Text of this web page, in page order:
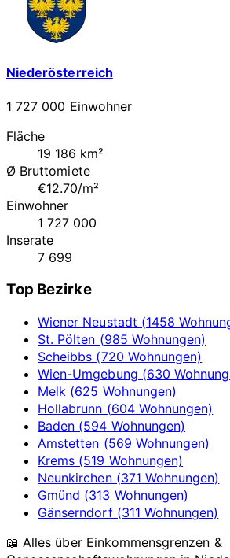
Niederösterreich
1 727 000 Einwohner
Fläche
19 186 km²
Ø Bruttomiete
€12.70/m²
Einwohner
1 727 000
Inserate
7 699
Top Bezirke
Wiener Neustadt (1458
St. Pölten (985 Wohnungen)
Scheibbs (720 Wohnungen)
Wien-Umgebung (630
Melk (625 Wohnungen)
Hollabrunn (604 Wohnungen)
Baden (594 Wohnungen)
Amstetten (569 Wohnungen)
Krems (519 Wohnungen)
Neunkirchen (371 Wohnungen)
Gmünd (313 Wohnungen)
Gänserndorf (311 Wohnungen)
📖 Alles über Einkommensgrenzen &